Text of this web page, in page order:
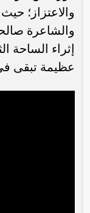
والاعتزاز؛
والشاعرة
إثراء الساحة
عظيمة تبقى